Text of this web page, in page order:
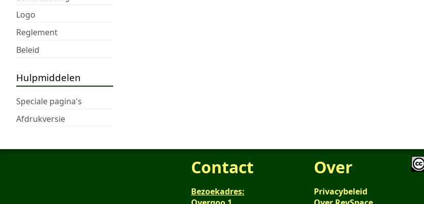
Logo
Reglement
Beleid
Hulpmiddelen
Speciale pagina's
Afdrukversie
Contact
Bezoekadres:
Over
Privacybeleid